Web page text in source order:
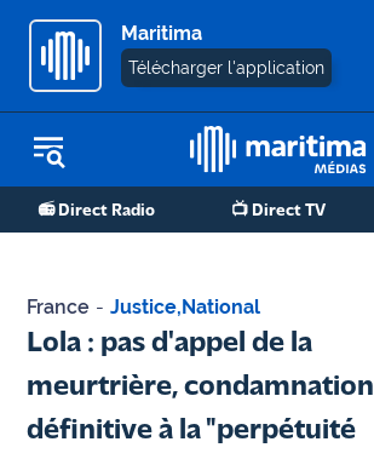
Maritima
Télécharger l'application
📻 Direct Radio 📺 Direct TV
REPLAY RADIO
REPLAY TV
Martigues
de Berre
Marseille
France - Justice,National
Lola : pas d'appel de la
meurtrière, condamnation
définitive à la "perpétuité